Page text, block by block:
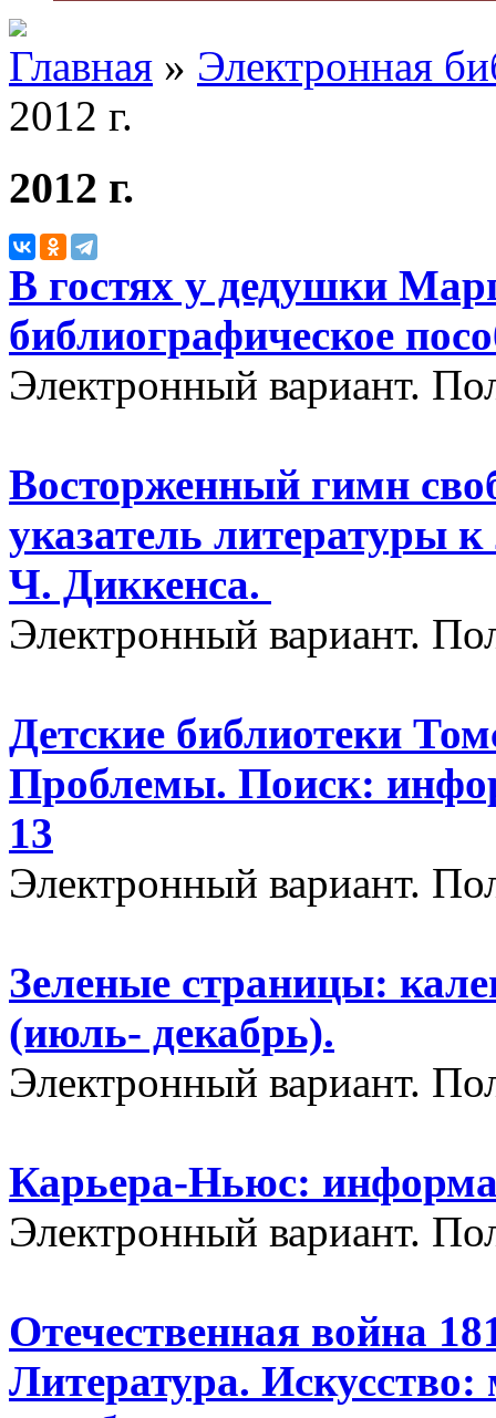
Главная » Электронная
2012 г.
2012 г.
В гостях у дедушки
библиографическое
Электронный вариант.
Восторженный гимн
указатель литературы
Ч. Диккенса.
Электронный вариант.
Детские библиотеки
Проблемы. Поиск:
13
Электронный вариант.
Зеленые страницы:
(июль- декабрь).
Электронный вариант.
Карьера-Ньюс:
Электронный вариант.
Отечественная война
Литература. Искусство: